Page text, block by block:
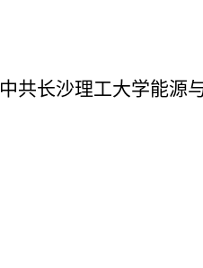
中共长沙理工大学能源